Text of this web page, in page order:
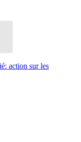
action sur les